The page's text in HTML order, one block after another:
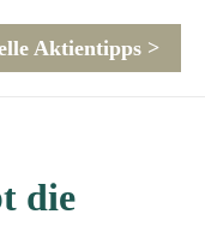
Aktientipps >
die